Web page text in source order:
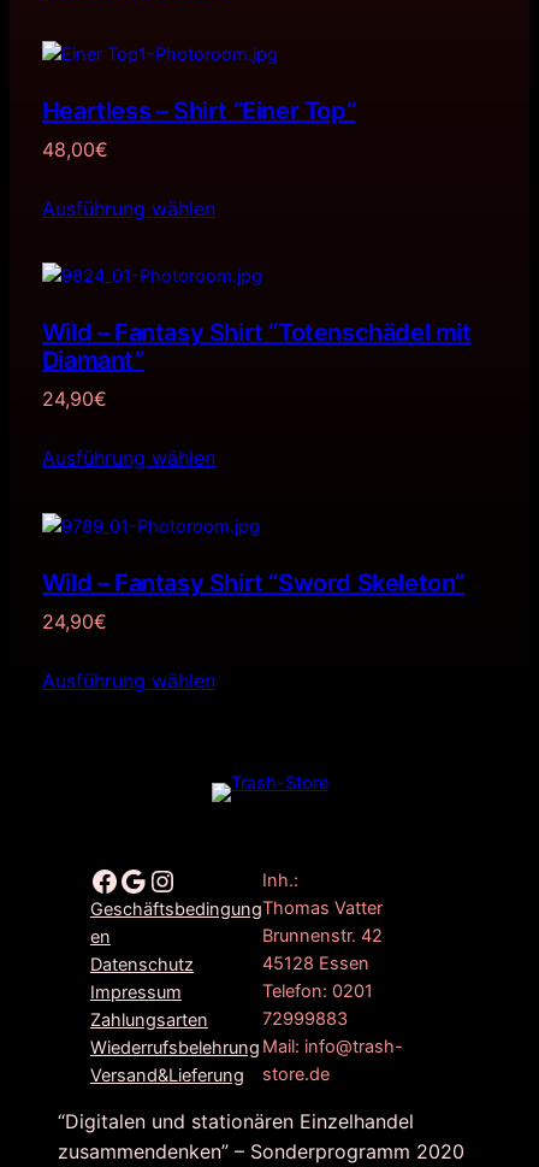
Heartless – Shirt ”Einer Top”
48,00€
Ausführung wählen
Wild – Fantasy Shirt “Totenschädel mit
Diamant”
24,90€
Ausführung wählen
Wild – Fantasy Shirt “Sword Skeleton”
24,90€
Ausführung wählen
Facebook Google Instagram
Geschäftsbedingung
en
Datenschutz
Impressum
Zahlungsarten
Wiederrufsbelehrung
Versand&Lieferung
Inh.:
Thomas Vatter
Brunnenstr. 42
45128 Essen
Telefon: 0201
72999883
Mail: info@trash-
store.de
“Digitalen und stationären Einzelhandel
zusammendenken” – Sonderprogramm 2020